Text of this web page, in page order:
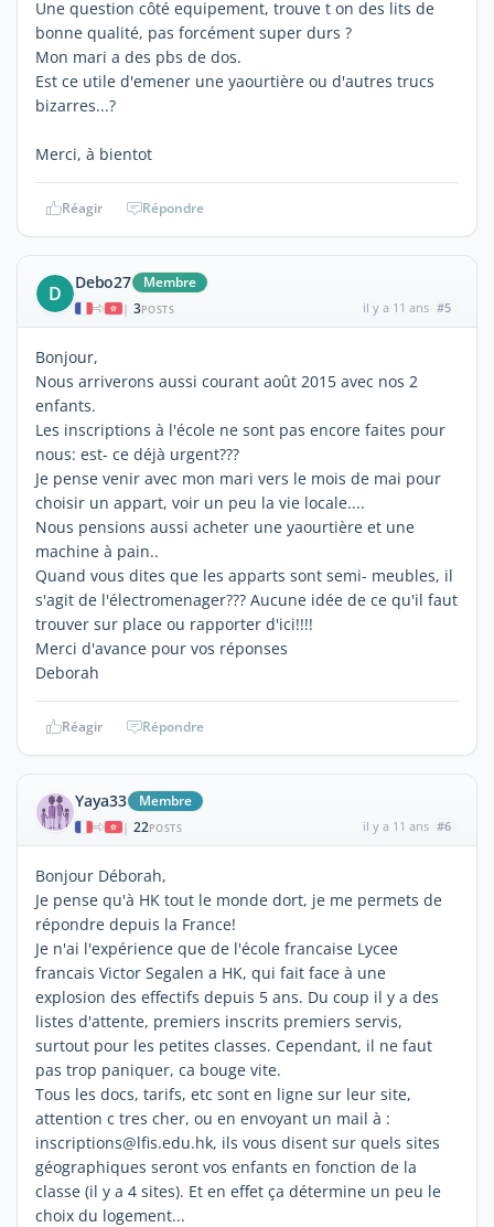
Une question côté equipement, trouve t on des lits de
bonne qualité, pas forcément super durs ?
Mon mari a des pbs de dos.
Est ce utile d'emener une yaourtière ou d'autres trucs
bizarres...?
Merci, à bientot
Réagir Répondre
D Debo27 Membre
| 3POSTS il y a 11 ans #5
Bonjour,
Nous arriverons aussi courant août 2015 avec nos 2
enfants.
Les inscriptions à l'école ne sont pas encore faites pour
nous: est- ce déjà urgent???
Je pense venir avec mon mari vers le mois de mai pour
choisir un appart, voir un peu la vie locale....
Nous pensions aussi acheter une yaourtière et une
machine à pain..
Quand vous dites que les apparts sont semi- meubles, il
s'agit de l'électromenager??? Aucune idée de ce qu'il faut
trouver sur place ou rapporter d'ici!!!!
Merci d'avance pour vos réponses
Deborah
Réagir Répondre
Yaya33 Membre
| 22POSTS il y a 11 ans #6
Bonjour Déborah,
Je pense qu'à HK tout le monde dort, je me permets de
répondre depuis la France!
Je n'ai l'expérience que de l'école francaise Lycee
francais Victor Segalen a HK, qui fait face à une
explosion des effectifs depuis 5 ans. Du coup il y a des
listes d'attente, premiers inscrits premiers servis,
surtout pour les petites classes. Cependant, il ne faut
pas trop paniquer, ca bouge vite.
Tous les docs, tarifs, etc sont en ligne sur leur site,
attention c tres cher, ou en envoyant un mail à :
inscriptions@lfis.edu.hk, ils vous disent sur quels sites
géographiques seront vos enfants en fonction de la
classe (il y a 4 sites). Et en effet ça détermine un peu le
choix du logement...